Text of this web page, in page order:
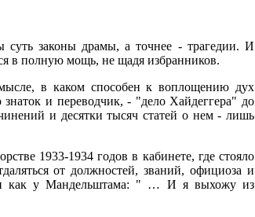
суть законы драмы, а точнее - трагедии. И
в полную мощь, не щадя избранников.
в каком способен к воплощению дух
и переводчик, - "дело Хайдеггера" до
и десятки тысяч статей о нем - лишь
1933-1934 годов в кабинете, где стояло
от должностей, званий, официоза и
как у Мандельштама: " … И я выхожу из